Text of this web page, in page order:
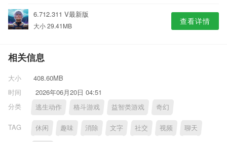
6.712.311 V最新版
大小 29.41MB 查看详情
相关信息
大小
408.60MB
时间
2026年06月20日 04:51
分类
逃生动作 格斗游戏 益智类游戏 奇幻
TAG 休闲 趣味 消除 文字 社交 视频 聊天